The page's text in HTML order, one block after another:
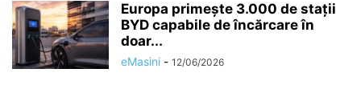
Europa primește 3.000 de stații
BYD capabile de încărcare în
doar...
eMasini - 12/06/2026